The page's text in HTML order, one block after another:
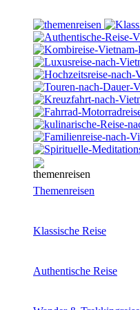
Themenreisen
Klassische Reise
Authentische Reise